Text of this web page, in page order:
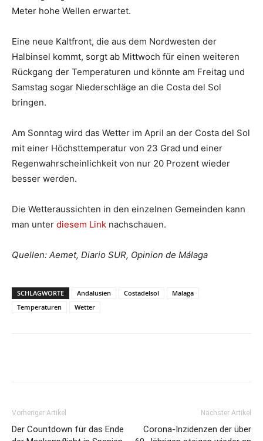
Meter hohe Wellen erwartet.
Eine neue Kaltfront, die aus dem Nordwesten der
Halbinsel kommt, sorgt ab Mittwoch für einen weiteren
Rückgang der Temperaturen und könnte am Freitag und
Samstag sogar Niederschläge an die Costa del Sol
bringen.
Am Sonntag wird das Wetter im April an der Costa del Sol
mit einer Höchsttemperatur von 23 Grad und einer
Regenwahrscheinlichkeit von nur 20 Prozent wieder
besser werden.
Die Wetteraussichten in den einzelnen Gemeinden kann
man unter diesem Link nachschauen.
Quellen: Aemet, Diario SUR, Opinion de Málaga
SCHLAGWORTE Andalusien Costadelsol
Malaga
Temperaturen
Wetter
Vorheriger Artikel
Der Countdown für das Ende
Nächster Artikel
Corona-Inzidenzen der über